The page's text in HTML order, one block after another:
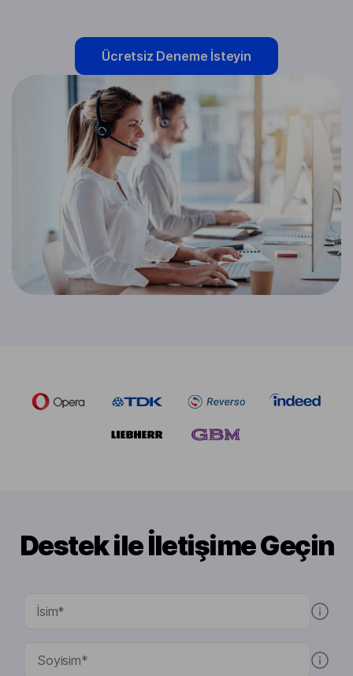
Ücretsiz Deneme İsteyin
Destek ile İletişime Geçin